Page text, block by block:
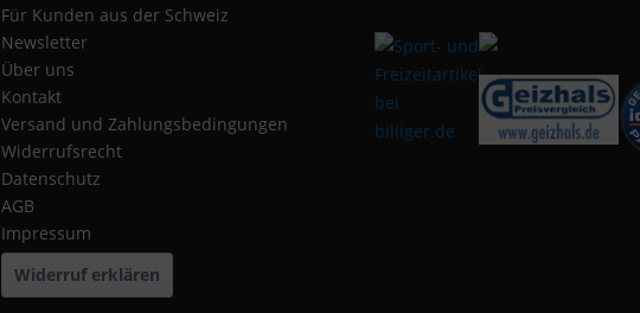
Für Kunden aus der Schweiz
Newsletter
Über uns
Kontakt
Versand und Zahlungsbedingungen
Widerrufsrecht
Datenschutz
AGB
Impressum
Widerruf erklären